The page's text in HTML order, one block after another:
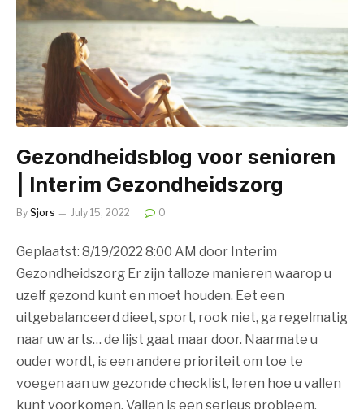
Gezondheidsblog voor senioren
| Interim Gezondheidszorg
By Sjors July 15, 2022 0
Geplaatst: 8/19/2022 8:00 AM door Interim
Gezondheidszorg Er zijn talloze manieren waarop u
uzelf gezond kunt en moet houden. Eet een
uitgebalanceerd dieet, sport, rook niet, ga regelmatig
naar uw arts… de lijst gaat maar door. Naarmate u
ouder wordt, is een andere prioriteit om toe te
voegen aan uw gezonde checklist, leren hoe u vallen
kunt voorkomen. Vallen is een serieus probleem,